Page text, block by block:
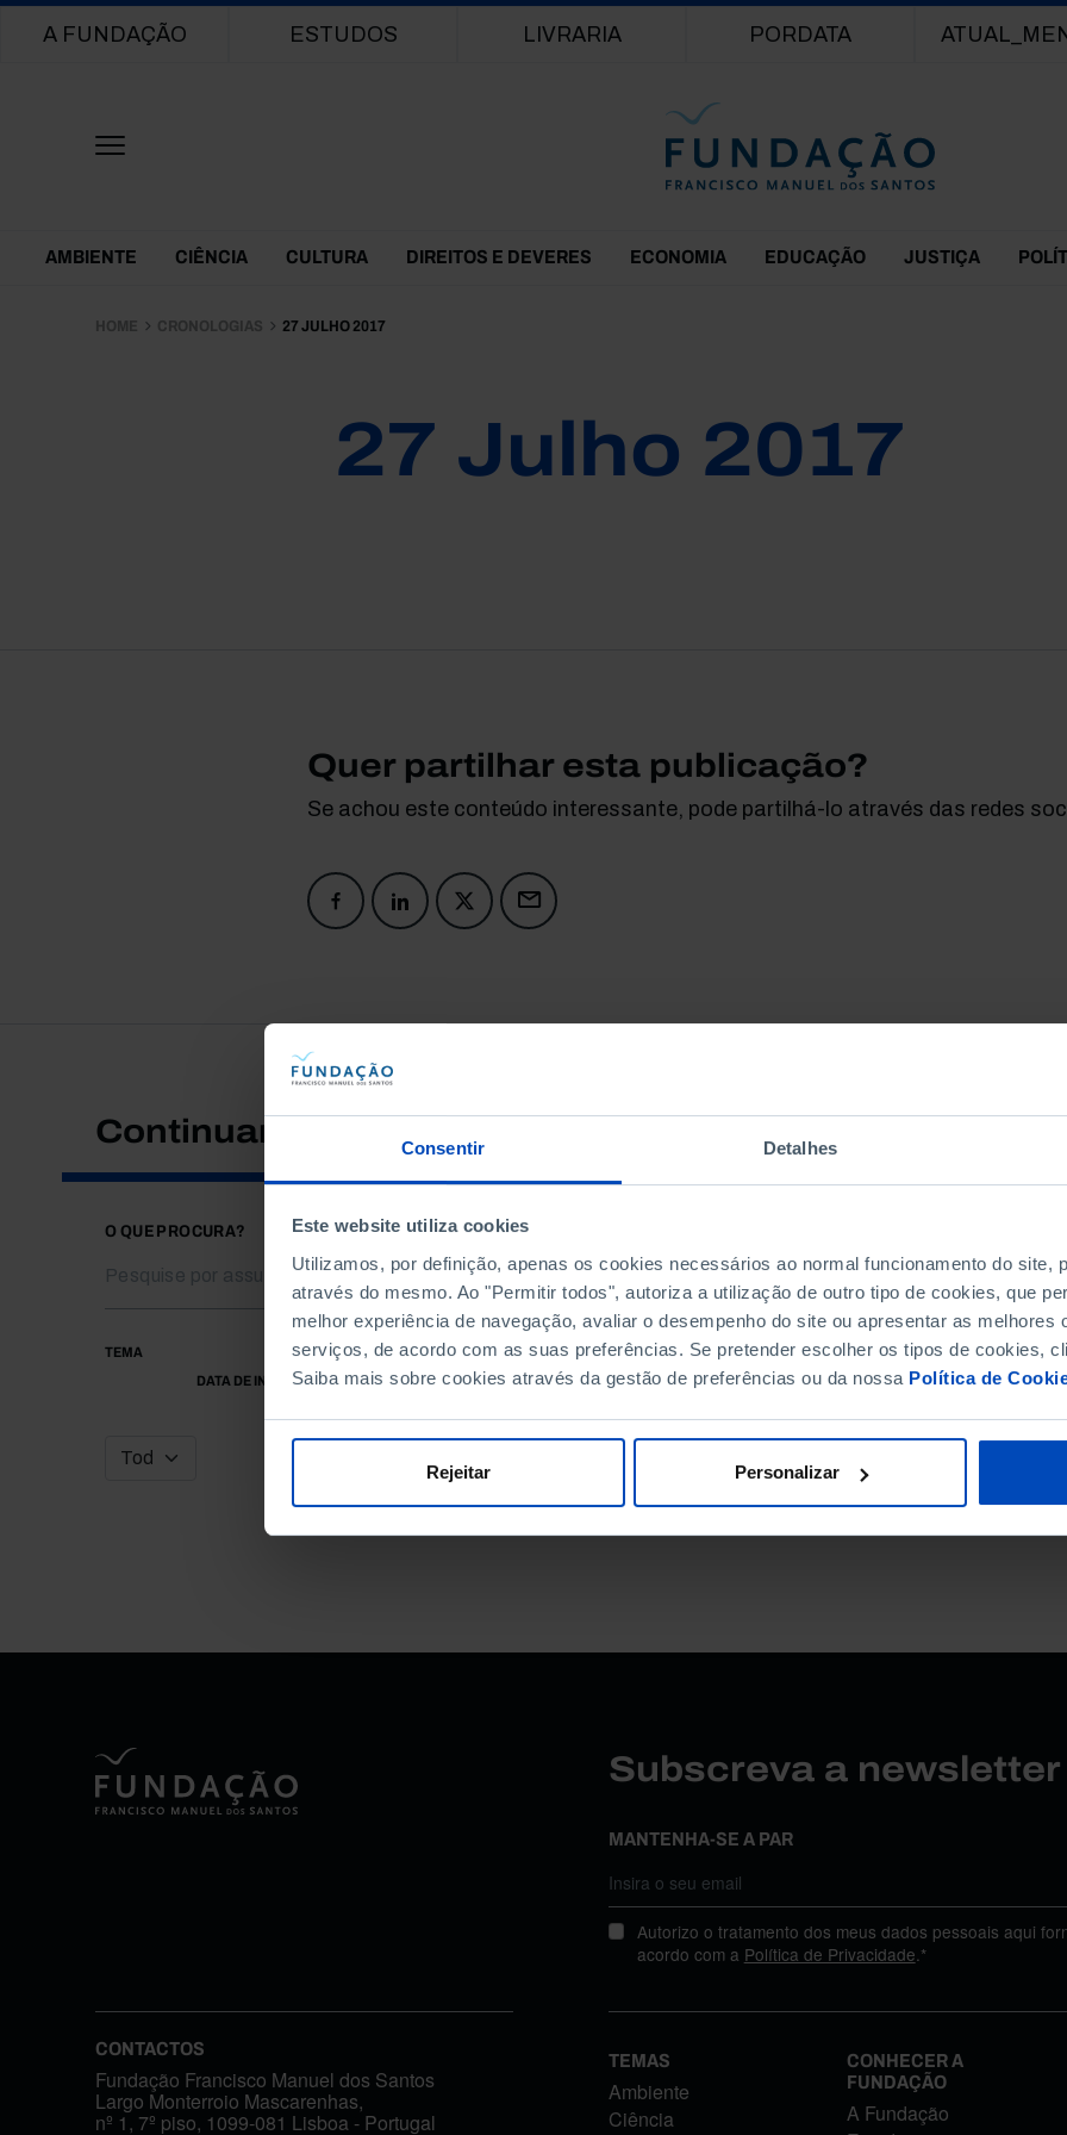
Consentir Detalhes
Este website utiliza cookies
Utilizamos, por definição, apenas os cookies necessários ao normal funcionamento do site,
através do mesmo. Ao "Permitir todos", autoriza a utilização de outro tipo de cookies, que
melhor experiência de navegação, avaliar o desempenho do site ou apresentar as melhores
serviços, de acordo com as suas preferências. Se pretender escolher os tipos de cookies,
Saiba mais sobre cookies através da gestão de preferências ou da nossa Política de
Rejeitar Personalizar
Main navigation
A FUNDAÇÃO ESTUDOS LIVRARIA PORDATA
Themes Menu
AMBIENTE CIÊNCIA CULTURA DIREITOS E DEVERES ECONOMIA EDUCAÇÃO JUSTIÇA
HOME CRONOLOGIAS 27 JULHO 2017
27 Julho 2017
Quer partilhar esta publicação?
Se achou este conteúdo interessante, pode partilhá-lo através das redes
Continuar a pesquisar
O QUE PROCURA?
TEMA
DATA DE INÍCIO
DATA DE FIM
Subscreva a
MANTENHA-SE A PAR
Autorizo o tratamento dos meus dados pessoais aqui
acordo com a Política de Privacidade.*
CONTACTOS
Fundação Francisco Manuel dos Santos
Largo Monterroio Mascarenhas,
nº 1, 7º piso, 1099-081 Lisboa - Portugal
TEMAS
Ambiente
Ciência
CONHECER A
FUNDAÇÃO
A Fundação